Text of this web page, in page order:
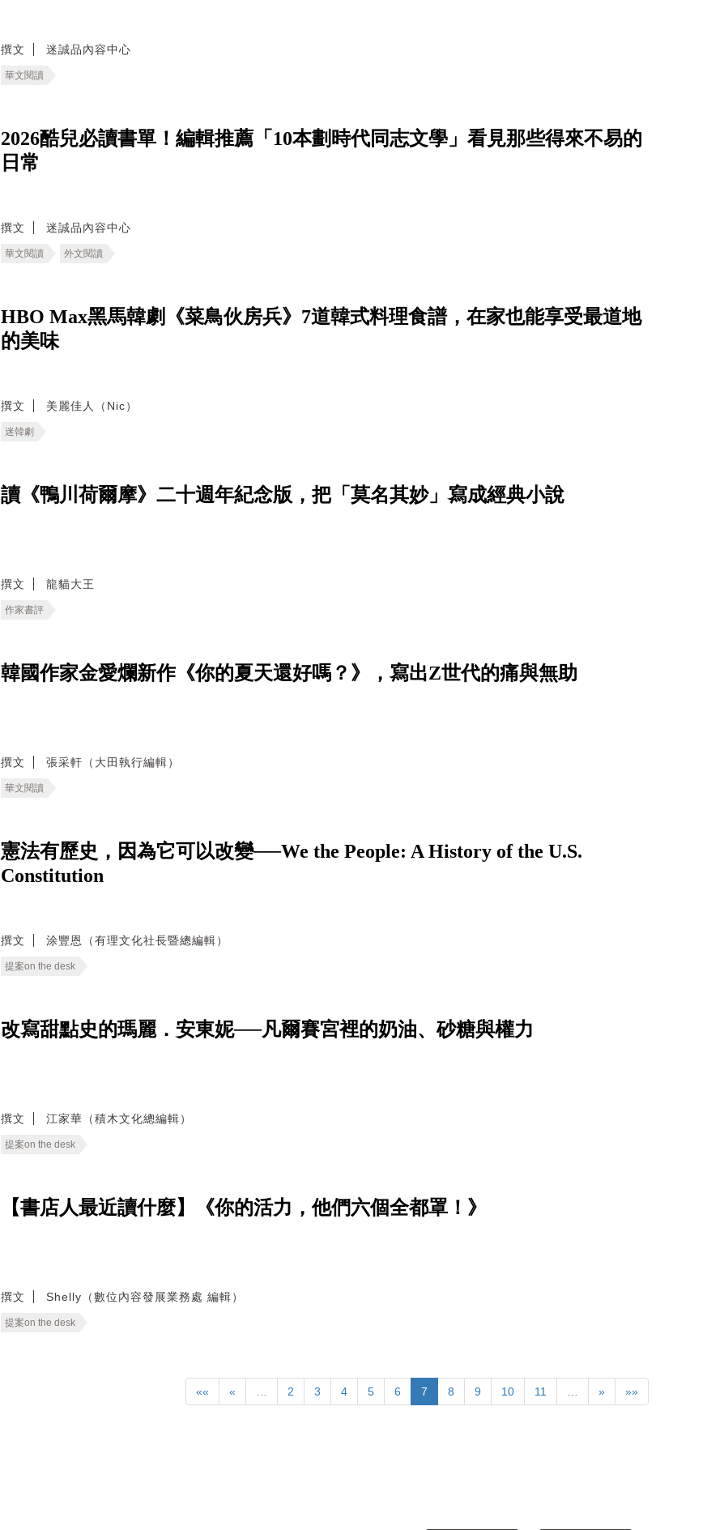
撰文 迷誠品內容中心
華文閱讀
2026酷兒必讀書單！編輯推薦「10本劃時代同志文學」看見那些得來不易的
日常
撰文 迷誠品內容中心
華文閱讀 外文閱讀
HBO Max黑馬韓劇《菜鳥伙房兵》7道韓式料理食譜，在家也能享受最道地
的美味
撰文 美麗佳人（Nic）
迷韓劇
讀《鴨川荷爾摩》二十週年紀念版，把「莫名其妙」寫成經典小說
撰文 龍貓大王
作家書評
韓國作家金愛爛新作《你的夏天還好嗎？》，寫出Z世代的痛與無助
撰文 張采軒（大田執行編輯）
華文閱讀
憲法有歷史，因為它可以改變──We the People: A History of the U.S.
Constitution
撰文 涂豐恩（有理文化社長暨總編輯）
提案on the desk
改寫甜點史的瑪麗．安東妮──凡爾賽宮裡的奶油、砂糖與權力
撰文 江家華（積木文化總編輯）
提案on the desk
【書店人最近讀什麼】《你的活力，他們六個全都罩！》
撰文 Shelly（數位內容發展業務處 編輯）
提案on the desk
«« « … 2 3 4 5 6 7 8 9 10 11 … » »»